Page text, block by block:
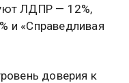
ЛДПР — 12%,
и «Справедливая
доверия к